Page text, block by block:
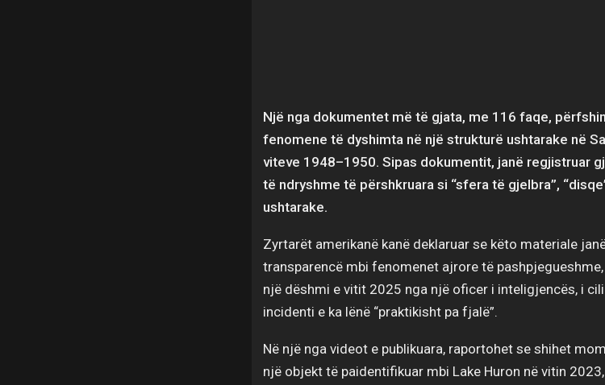
Një nga dokumentet më të gjata, me 116 faqe,
fenomene të dyshimta në një strukturë ushtarake në
viteve 1948–1950. Sipas dokumentit, janë regjistruar
të ndryshme të përshkruara si “sfera të gjelbra”,
ushtarake.
Zyrtarët amerikanë kanë deklaruar se këto materiale
transparencë mbi fenomenet ajrore të
një dëshmi e vitit 2025 nga një oficer i inteligjencës, i
incidenti e ka lënë “praktikisht pa fjalë”.
Në një nga videot e publikuara, raportohet se shihet
një objekt të paidentifikuar mbi Lake Huron në vitin